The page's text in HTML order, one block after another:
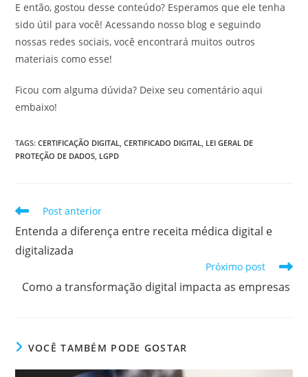
E então, gostou desse conteúdo? Esperamos que ele tenha
sido útil para você! Acessando nosso blog e seguindo
nossas redes sociais, você encontrará muitos outros
materiais como esse!
Ficou com alguma dúvida? Deixe seu comentário aqui
embaixo!
TAGS:CERTIFICAÇÃO DIGITAL, CERTIFICADO DIGITAL, LEI GERAL DE
PROTEÇÃO DE DADOS, LGPD
Leia
artigos
Post anterior
Entenda a diferença entre receita médica digital e
digitalizada
Próximo post
Como a transformação digital impacta as empresas
VOCÊ TAMBÉM PODE GOSTAR